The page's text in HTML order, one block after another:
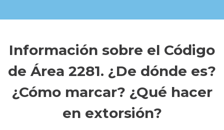
Información sobre el Código
de Área 2281. ¿De dónde es?
¿Cómo marcar? ¿Qué hacer
en extorsión?